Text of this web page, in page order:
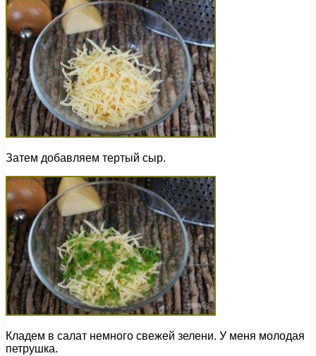
Затем добавляем тертый сыр.
Кладем в салат немного свежей зелени. У меня молодая
петрушка.